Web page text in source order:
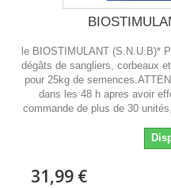
le BIOSTIMULANT (S.N.U.B)*
dégâts de sangliers, corbeaux
pour 25kg de
dans les 48 h apres avoir
commande de plus de 30
31,99 €